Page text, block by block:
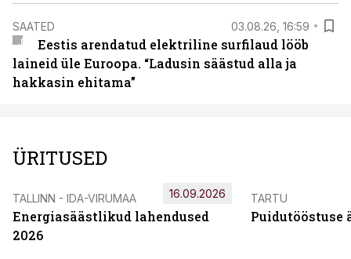
SAATED 03.08.26, 16:59
Eestis arendatud elektriline surfilaud lööb
laineid üle Euroopa. “Ladusin säästud alla ja
hakkasin ehitama”
ÜRITUSED
TALLINN - IDA-VIRUMAA
Energiasäästlikud lahendused
2026
16.09.2026 TARTU
Puidutööstuse